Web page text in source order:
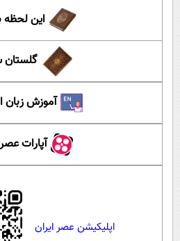
این لحظه
آموزش زبان
آپارات
اپلیکیشن عصر ایران